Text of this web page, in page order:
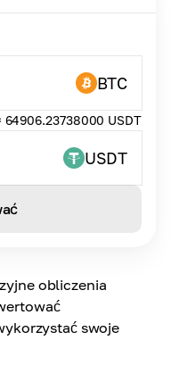
obliczenia
swoje
BTC
64906.23738000 USDT
USDT